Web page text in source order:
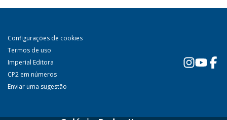
Configurações de cookies
Termos de uso
Imperial Editora
CP2 em números
Enviar uma sugestão